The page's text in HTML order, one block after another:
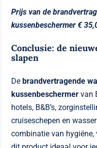
Prijs van de
kussenbeschermer €
Conclusie: de
slapen
Debrandvertragende
kussenbeschermer van
hotels, B&B’s,
cruiseschepen en
combinatie van